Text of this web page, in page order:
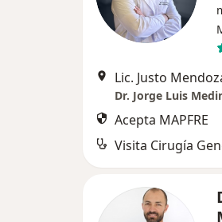
Lic. Justo
Dr. Jorge Luis
Acepta MAPFRE
Visita Cirugía